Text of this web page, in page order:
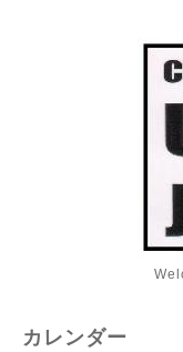
カレンダー